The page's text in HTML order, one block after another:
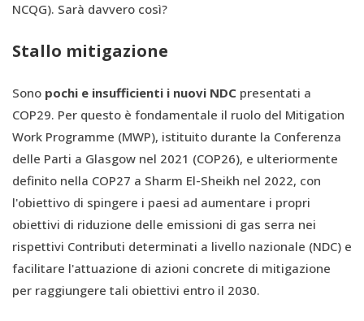
NCQG). Sarà davvero così?
Stallo mitigazione
Sono pochi e insufficienti i nuovi NDC presentati a
COP29. Per questo è fondamentale il ruolo del Mitigation
Work Programme (MWP), istituito durante la Conferenza
delle Parti a Glasgow nel 2021 (COP26), e ulteriormente
definito nella COP27 a Sharm El-Sheikh nel 2022, con
l'obiettivo di spingere i paesi ad aumentare i propri
obiettivi di riduzione delle emissioni di gas serra nei
rispettivi Contributi determinati a livello nazionale (NDC) e
facilitare l'attuazione di azioni concrete di mitigazione
per raggiungere tali obiettivi entro il 2030.